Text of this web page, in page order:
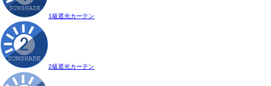
1級遮光カーテン
2級遮光カーテン